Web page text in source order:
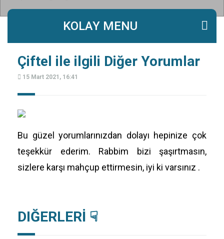
KOLAY MENU
Çiftel ile ilgili Diğer Yorumlar
15 Mart 2021, 16:41
Bu güzel yorumlarınızdan dolayı hepinize çok
teşekkür ederim. Rabbim bizi şaşırtmasın,
sizlere karşı mahçup ettirmesin, iyi ki varsınız .
DIĞERLERİ ☟